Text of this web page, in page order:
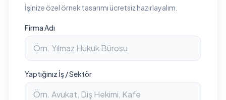
İşinize özel örnek tasarımı ücretsiz hazırlayalım.
Firma Adı
Yaptığınız İş / Sektör